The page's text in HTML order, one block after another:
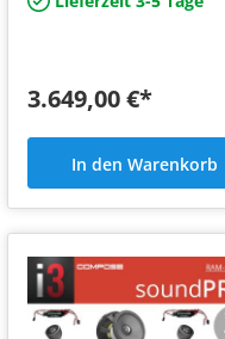
un…
3.649,00 €*
In den Warenkorb